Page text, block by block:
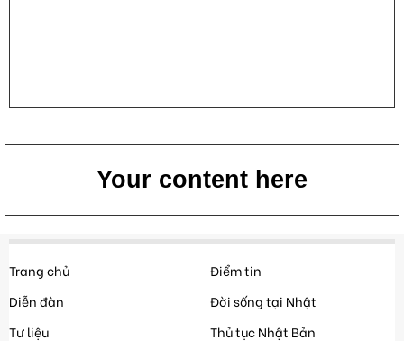
Your content here
Trang chủ
Diễn đàn
Tư liệu
Điểm tin
Đời sống tại Nhật
Thủ tục Nhật Bản